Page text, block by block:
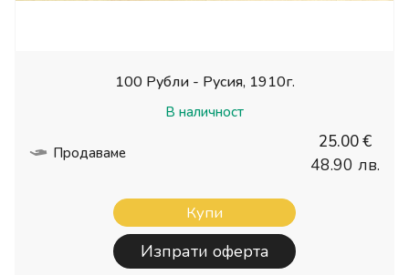
100 Рубли - Русия, 1910г.
В наличност
Продаваме
25.00 €
48.90 лв.
Купи
Изпрати оферта